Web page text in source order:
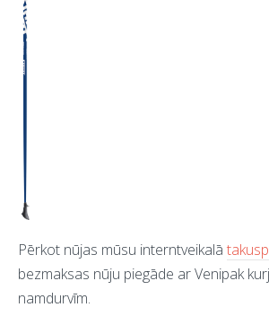
Pērkot nūjas mūsu interntveikalā
bezmaksas nūju piegāde ar Venipak
namdurvīm.